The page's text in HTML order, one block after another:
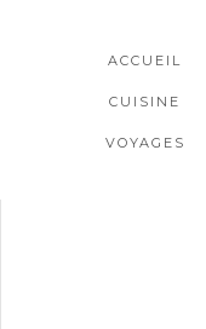
ACCUEIL
CUISINE
VOYAGES